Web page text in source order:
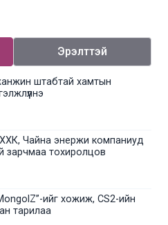
Эрэлттэй
штабтай хамтын
Чайна энержи компаниуд
зарчмаа тохиролцов
ийг хожиж, CS2-ийн
тарилаа